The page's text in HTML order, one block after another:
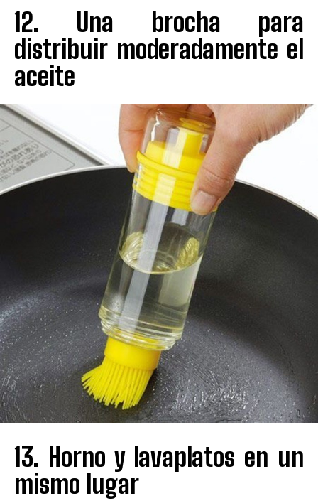
12. Una brocha para
distribuir moderadamente el
aceite
13. Horno y lavaplatos en un
mismo lugar